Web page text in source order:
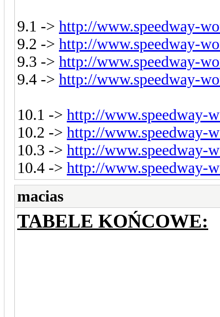
9.1 -> http://www.speedway-
9.2 -> http://www.speedway-
9.3 -> http://www.speedway-
9.4 -> http://www.speedway-
10.1 -> http://www.speedway-
10.2 -> http://www.speedway-
10.3 -> http://www.speedway-
10.4 -> http://www.speedway-
macias
TABELE KOŃCOWE: